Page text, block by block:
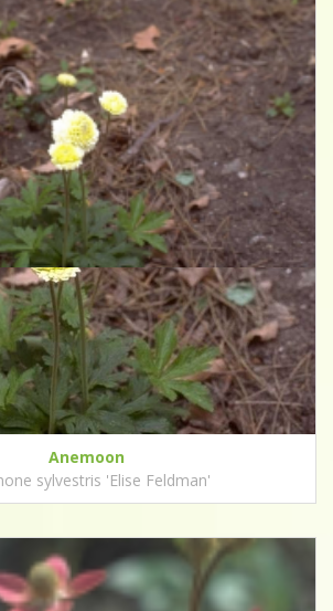
Anemoon
sylvestris 'Elise Feldman'